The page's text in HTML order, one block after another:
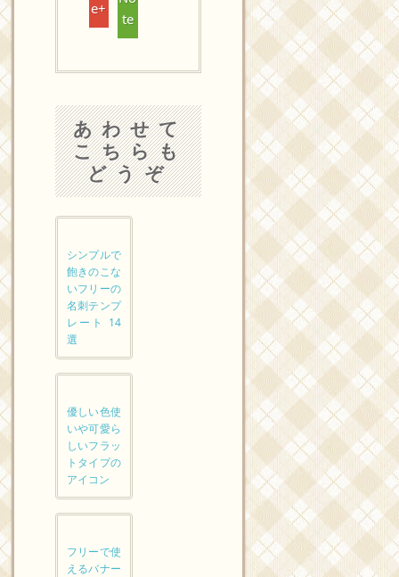
e+
te
あわせて
こちらも
どうぞ
シンプルで
飽きのこな
いフリーの
名刺テンプ
レート 14
選
優しい色使
いや可愛ら
しいフラッ
トタイプの
アイコン
フリーで使
えるバナー